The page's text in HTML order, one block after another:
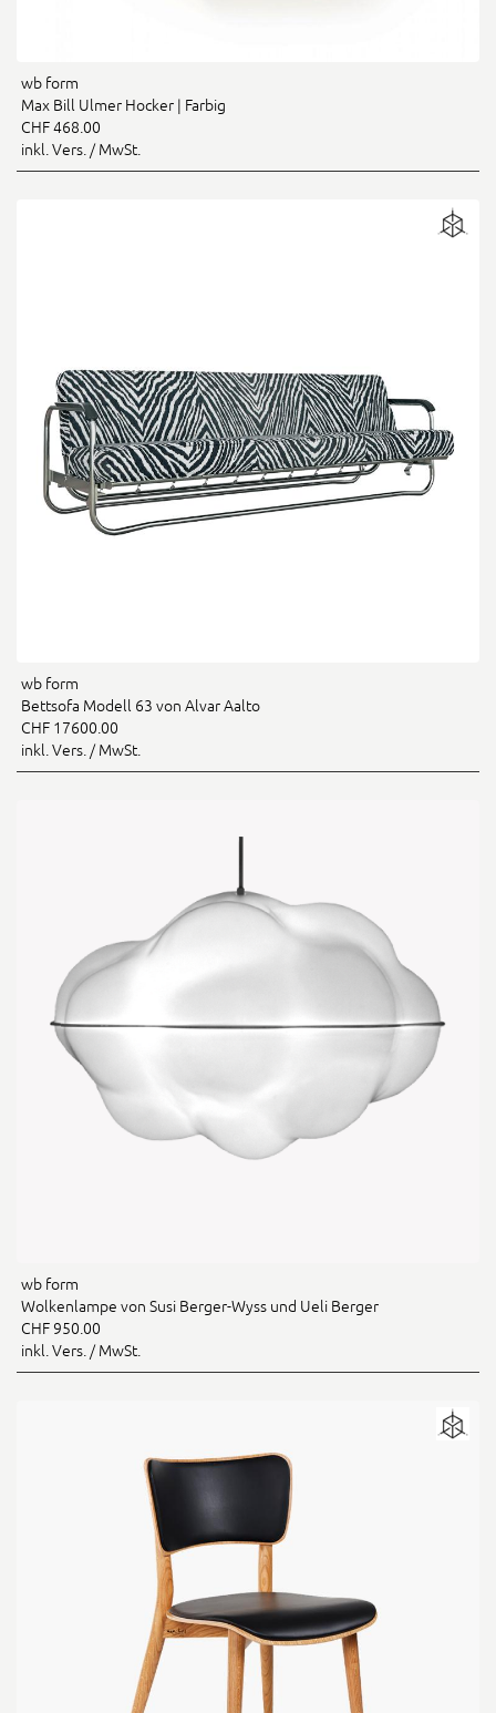
wb form
Max Bill Ulmer Hocker | Farbig
CHF 468.00
inkl. Vers. / MwSt.
wb form
Bettsofa Modell 63 von Alvar Aalto
CHF 17600.00
inkl. Vers. / MwSt.
wb form
Wolkenlampe von Susi Berger-Wyss und Ueli Berger
CHF 950.00
inkl. Vers. / MwSt.